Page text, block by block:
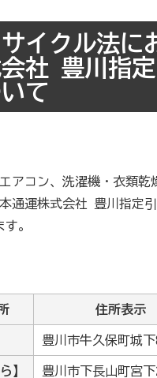
イクル法に
社 豊川指
て
アコン、洗濯機・衣類乾
通運株式会社 豊川指定
。
住所表示
豊川市牛久保町城下
】 豊川市下長山町宮下